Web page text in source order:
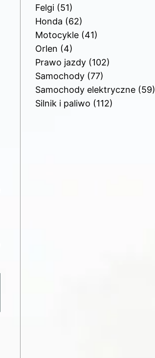
Felgi(51)
Honda (62)
Motocykle(41)
Orlen (4)
Prawo jazdy(102)
Samochody(77)
Samochody elektryczne(59)
Silnik i paliwo (112)